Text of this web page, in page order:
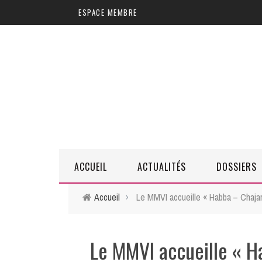
Aller au contenu principalESPACE MEMBRE
ACCUEIL ACTUALITÉS DOSSIERS
Accueil › Le MMVI accueille « Habba –
Le MMVI accueille «